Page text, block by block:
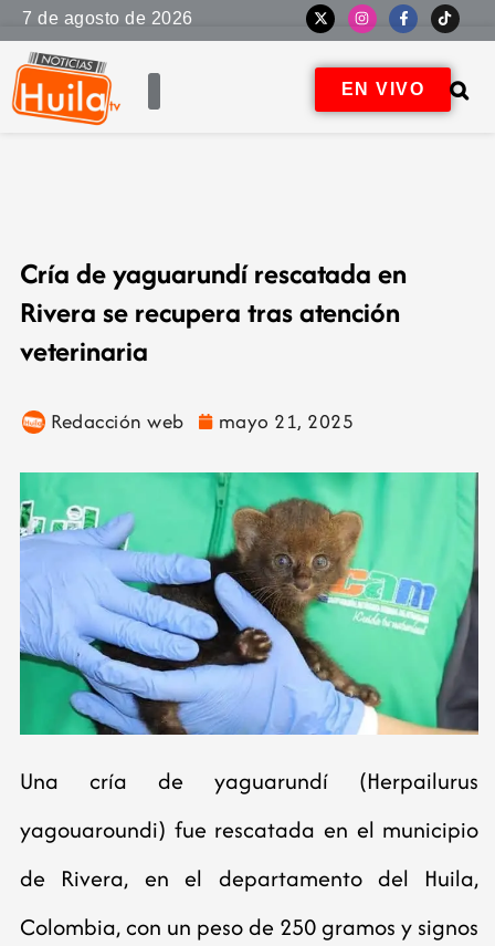
7 de agosto de 2026
EN VIVO
Cría de yaguarundí rescatada en
Rivera se recupera tras atención
veterinaria
Redacción web mayo 21, 2025
Una cría de yaguarundí (Herpailurus
yagouaroundi) fue rescatada en el municipio
de Rivera, en el departamento del Huila,
Colombia, con un peso de 250 gramos y signos